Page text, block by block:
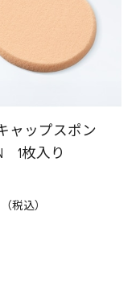
ャップスポン
1枚入り